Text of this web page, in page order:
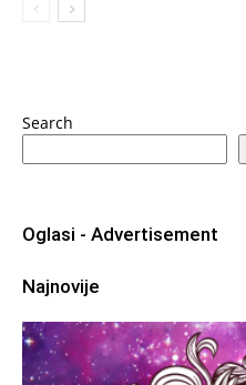
Search
Oglasi - Advertisement
Najnovije